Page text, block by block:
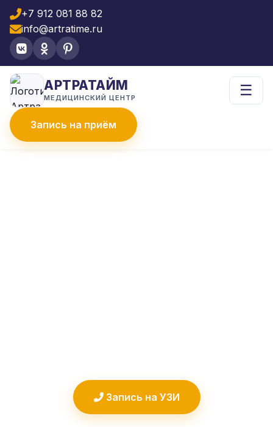
+7 912 081 88 82
info@artratime.ru
АРТРАТАЙМ
МЕДИЦИНСКИЙ ЦЕНТР
Запись на приём
☰
Запись на УЗИ